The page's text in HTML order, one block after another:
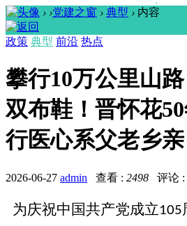
› ›党建之窗 › 典型 › 内容
政策 典型 前沿 热点
攀行10万公里山
双布鞋！晋怀花
行医心系父老乡亲
2026-06-27 admin 查看 : 2498 评论 :
为庆祝中国共产党成立105